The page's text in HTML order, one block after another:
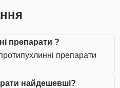
препарати ?
препарати
найдешевші?